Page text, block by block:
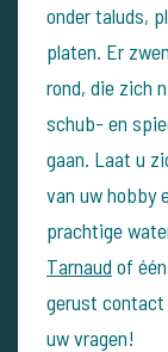
onder taluds,
platen. Er
rond, die zich
schub- en
gaan. Laat u
van uw hobby
prachtige
Tarnaud of
gerust contact
uw vragen!